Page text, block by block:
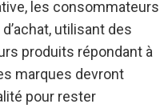
les consommateurs
utilisant des
produits répondant à
marques devront
pour rester